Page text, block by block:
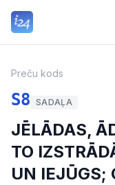
Preču kods
S8 SADAĻA
JĒLĀDAS,
TO
UN IEJŪGS;